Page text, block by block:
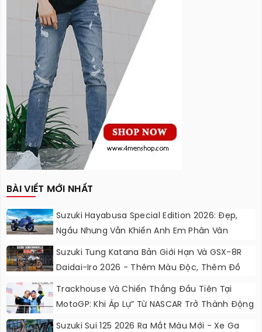
BÀI VIẾT MỚI NHẤT
Suzuki Hayabusa Special Edition 2026: Đẹp,
Ngầu Nhưng Vẫn Khiến Anh Em Phân Vân
Suzuki Tung Katana Bản Giới Hạn Và GSX-8R
Daidai-Iro 2026 - Thêm Màu Độc, Thêm Đồ
Chơi, Thêm Cá Tính
Trackhouse Và Chiến Thắng Đầu Tiên Tại
MotoGP: Khi Áp Lự” Từ NASCAR Trở Thành Động
Lực Ngọt Ngào
Suzuki Sui 125 2026 Ra Mắt Màu Mới - Xe Ga